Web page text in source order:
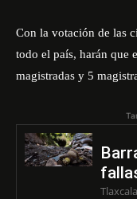
Con la votación de las
todo el país, harán que
magistradas y 5